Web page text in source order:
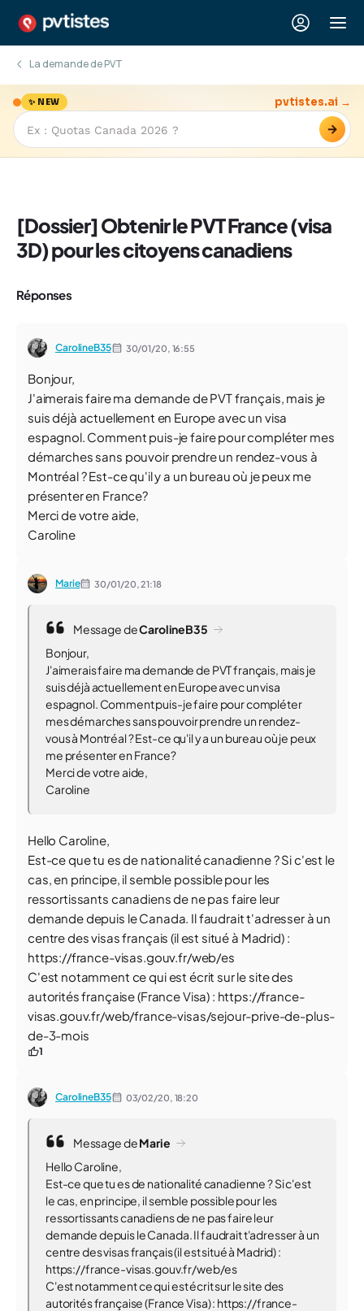
La demande de PVT
✨ NEW
→
pvtistes.ai →
[Dossier] Obtenir le PVT France (visa
3D) pour les citoyens canadiens
Réponses
CarolineB35 30/01/20, 16:55
Bonjour,
J'aimerais faire ma demande de PVT français, mais je
suis déjà actuellement en Europe avec un visa
espagnol. Comment puis-je faire pour compléter mes
démarches sans pouvoir prendre un rendez-vous à
Montréal ? Est-ce qu'il y a un bureau où je peux me
présenter en France?
Merci de votre aide,
Caroline
Marie 30/01/20,21:18
Message deCarolineB35
Bonjour,
J'aimerais faire ma demande de PVT français, mais je
suis déjà actuellement en Europe avec un visa
espagnol. Comment puis-je faire pour compléter
mes démarches sans pouvoir prendre un rendez-
vous à Montréal ? Est-ce qu'il y a un bureau où je peux
me présenter en France?
Merci de votre aide,
Caroline
Hello Caroline,
Est-ce que tu es de nationalité canadienne ? Si c'est le
cas, en principe, il semble possible pour les
ressortissants canadiens de ne pas faire leur
demande depuis le Canada. Il faudrait t'adresser à un
centre des visas français (il est situé à Madrid) :
https://france-visas.gouv.fr/web/es
C'est notamment ce qui est écrit sur le site des
autorités française (France Visa) : https://france-
visas.gouv.fr/web/france-visas/sejour-prive-de-plus-
de-3-mois
1
CarolineB35 03/02/20, 18:20
Message deMarie
Hello Caroline,
Est-ce que tu es de nationalité canadienne ? Si c'est
le cas, en principe, il semble possible pour les
ressortissants canadiens de ne pas faire leur
demande depuis le Canada. Il faudrait t'adresser à un
centre des visas français (il est situé à Madrid) :
https://france-visas.gouv.fr/web/es
C'est notamment ce qui est écrit sur le site des
autorités française (France Visa) : https://france-